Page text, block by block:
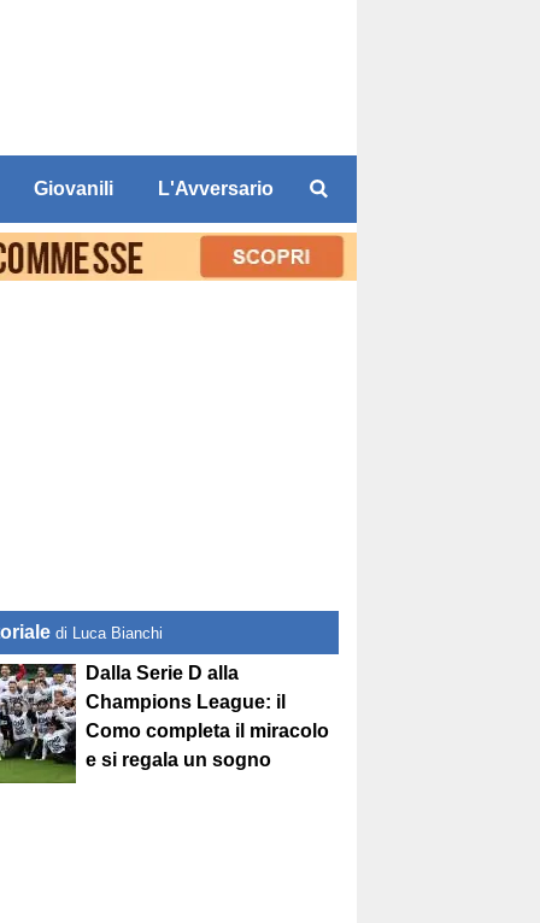
Giovanili L'Avversario
di Luca Bianchi
Dalla Serie D alla
Champions League: il
Como completa il miracolo
e si regala un sogno